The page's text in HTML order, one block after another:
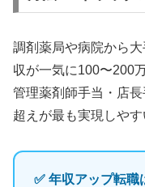
調剤薬局や病院から
収が一気に100〜200
管理薬剤師手当・店
超えが最も実現しやす
✅ 年収アップ転